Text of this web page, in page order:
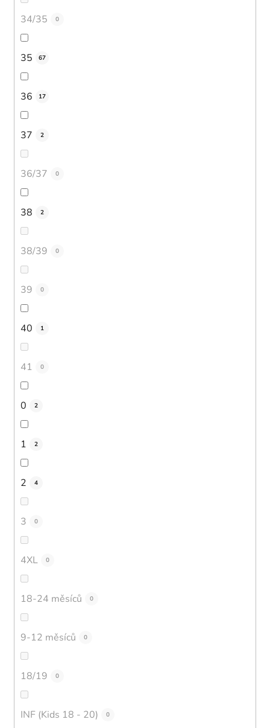
34/35 0
35 67
36 17
37 2
36/37 0
38 2
38/39 0
39 0
40 1
41 0
0 2
1 2
2 4
3 0
4XL 0
18-24 měsíců 0
9-12 měsíců 0
18/19 0
INF (Kids 18 - 20) 0